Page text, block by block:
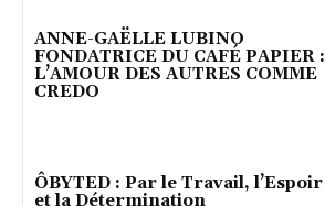
ANNE-GAËLLE LUBINO
FONDATRICE DU CAFÉ PAPIER :
L’AMOUR DES AUTRES COMME
CREDO
ÔBYTED : Par le Travail, l’Espoir
et la Détermination